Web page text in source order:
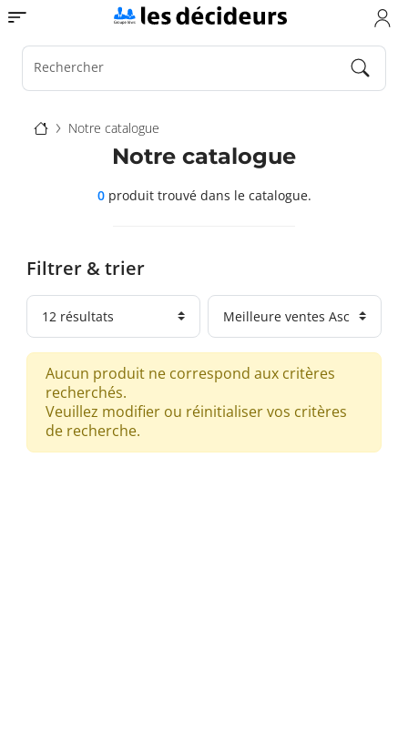
Aller
au
contenu
principal
Toggle navigation
Rechercher
Fil
d'Ariane
Notre catalogue
Filtrer & trier
Notre catalogue
0produit trouvédans le catalogue.
Aucun produit ne correspond aux critères
recherchés.
Veuillez modifier ou réinitialiser vos critères
de recherche.